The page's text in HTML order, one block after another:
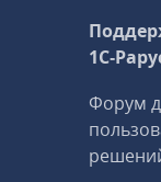
Форум